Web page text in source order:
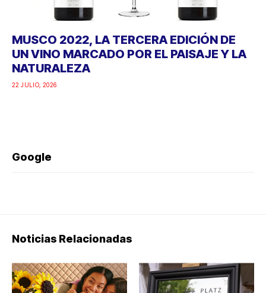
MUSCO 2022, LA TERCERA EDICIÓN DE
UN VINO MARCADO POR EL PAISAJE Y LA
NATURALEZA
22 JULIO, 2026
Google
Noticias Relacionadas